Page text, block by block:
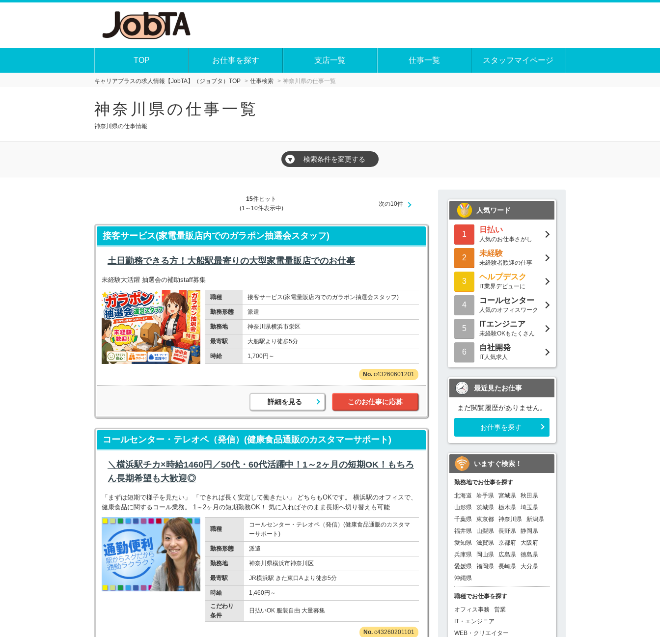
TOP お仕事を探す 支店一覧 仕事一覧 スタッフマイページ
キャリアプラスの求人情報【JobTA】（ジョブタ）TOP 仕事検索 神奈川県の仕事一覧
神奈川県の仕事一覧
神奈川県の仕事情報
▼ 検索条件を変更する
15件ヒット
(1～10件表示中)
次の10件
接客サービス(家電量販店内でのガラポン抽選会スタッフ)
土日勤務できる方！大船駅最寄りの大型家電量販店でのお仕事
未経験大活躍 抽選会の補助staff募集
職種 接客サービス(家電量販店内でのガラポン抽選会スタッフ)
勤務形態 派遣
勤務地 神奈川県横浜市栄区
最寄駅 大船駅より徒歩5分
時給 1,700円～
c43260601201
詳細を見る このお仕事に応募
コールセンター・テレオペ（発信）(健康食品通販のカスタマーサポート)
＼横浜駅チカ×時給1460円／50代・60代活躍中！1～2ヶ月の短期OK！もちろ
ん長期希望も大歓迎◎
「まずは短期で様子を見たい」 「できれば長く安定して働きたい」 どちらもOKです。 横浜駅のオフィスで、
健康食品に関するコール業務。 1～2ヶ月の短期勤務OK！ 気に入ればそのまま長期へ切り替えも可能
職種
コールセンター・テレオペ（発信）(健康食品通販のカスタマ
ーサポート)
勤務形態 派遣
勤務地 神奈川県横浜市神奈川区
最寄駅 JR横浜駅 きた東口A より徒歩5分
時給
1,460円～
こだわり
条件
日払いOK 服装自由 大量募集
c43260201101
人気ワード
1
日払い
人気のお仕事さがし
2
未経験
未経験者歓迎の仕事
3
ヘルプデスク
IT業界デビューに
4
コールセンター
人気のオフィスワーク
5
ITエンジニア
未経験OKもたくさん
6
自社開発
IT人気求人
最近見たお仕事
まだ閲覧履歴がありません。
お仕事を探す
いますぐ検索！
勤務地でお仕事を探す
北海道
岩手県 宮城県
秋田県
山形県
茨城県 栃木県
埼玉県
千葉県
東京都 神奈川県
新潟県
福井県
山梨県 長野県
静岡県
愛知県
滋賀県 京都府
大阪府
兵庫県
岡山県 広島県
徳島県
愛媛県
福岡県 長崎県
大分県
沖縄県
職種でお仕事を探す
オフィス事務
営業
IT・エンジニア
WEB・クリエイター